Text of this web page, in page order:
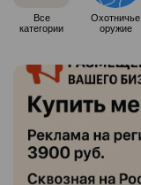
Все
категории
Охотничье
оружие